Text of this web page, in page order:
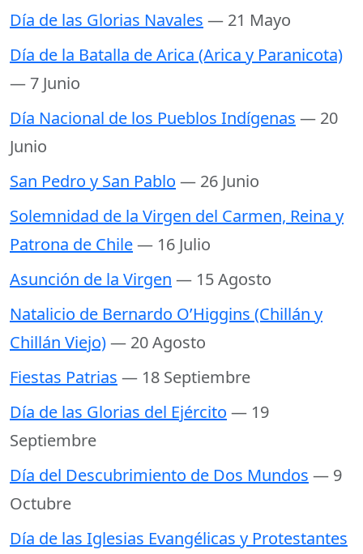
Día de las Glorias Navales — 21 Mayo
Día de la Batalla de Arica (Arica y Paranicota)
— 7 Junio
Día Nacional de los Pueblos Indígenas — 20
Junio
San Pedro y San Pablo — 26 Junio
Solemnidad de la Virgen del Carmen, Reina y
Patrona de Chile— 16 Julio
Asunción de la Virgen — 15 Agosto
Natalicio de Bernardo O’Higgins (Chillán y
Chillán Viejo)— 20 Agosto
Fiestas Patrias — 18 Septiembre
Día de las Glorias del Ejército — 19
Septiembre
Día del Descubrimiento de Dos Mundos — 9
Octubre
Día de las Iglesias Evangélicas y Protestantes